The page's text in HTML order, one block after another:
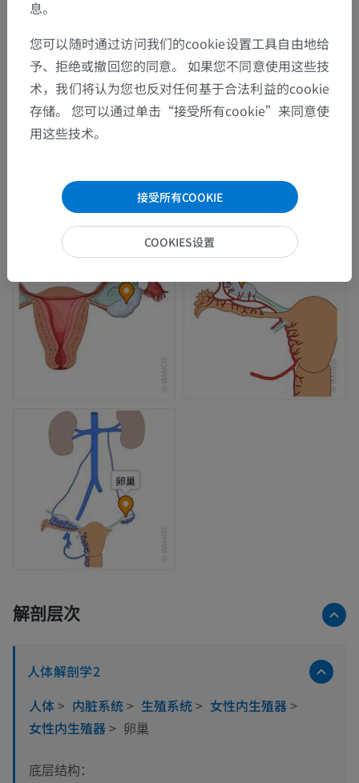
解剖层次
人体解剖学2
人体> 内脏系统> 生殖系统> 女性内生殖器>
女性内生殖器> 卵巢
底层结构：
息。
您可以随时通过访问我们的cookie设置工具自由地给
予、拒绝或撤回您的同意。 如果您不同意使用这些技
术，我们将认为您也反对任何基于合法利益的cookie
存储。 您可以通过单击“接受所有cookie”来同意使
用这些技术。
接受所有COOKIE
COOKIES设置